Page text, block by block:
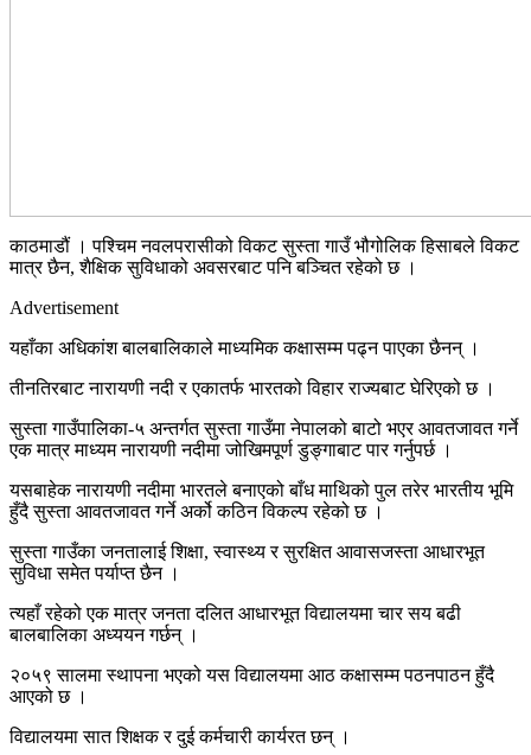
काठमाडौं । पश्चिम नवलपरासीको विकट सुस्ता गाउँ भौगोलिक हिसाबले विकट
मात्र छैन, शैक्षिक सुविधाको अवसरबाट पनि बञ्चित रहेको छ ।
Advertisement
यहाँका अधिकांश बालबालिकाले माध्यमिक कक्षासम्म पढ्न पाएका छैनन् ।
तीनतिरबाट नारायणी नदी र एकातर्फ भारतको विहार राज्यबाट घेरिएको छ ।
सुस्ता गाउँपालिका-५ अन्तर्गत सुस्ता गाउँमा नेपालको बाटो भएर आवतजावत गर्ने
एक मात्र माध्यम नारायणी नदीमा जोखिमपूर्ण डुङ्गाबाट पार गर्नुपर्छ ।
यसबाहेक नारायणी नदीमा भारतले बनाएको बाँध माथिको पुल तरेर भारतीय भूमि
हुँदै सुस्ता आवतजावत गर्ने अर्को कठिन विकल्प रहेको छ ।
सुस्ता गाउँका जनतालाई शिक्षा, स्वास्थ्य र सुरक्षित आवासजस्ता आधारभूत
सुविधा समेत पर्याप्त छैन ।
त्यहाँ रहेको एक मात्र जनता दलित आधारभूत विद्यालयमा चार सय बढी
बालबालिका अध्ययन गर्छन् ।
२०५९ सालमा स्थापना भएको यस विद्यालयमा आठ कक्षासम्म पठनपाठन हुँदै
आएको छ ।
विद्यालयमा सात शिक्षक र दुई कर्मचारी कार्यरत छन् ।